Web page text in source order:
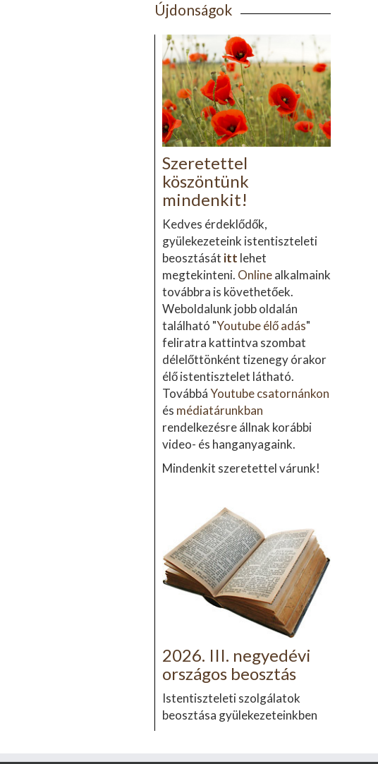
Újdonságok
Szeretettel
köszöntünk
mindenkit!
Kedves érdeklődők,
gyülekezeteink istentiszteleti
beosztását itt lehet
megtekinteni. Onlinealkalmaink
továbbra is követhetőek.
Weboldalunk jobb oldalán
található "Youtube élő adás"
feliratra kattintva szombat
délelőttönként tizenegy órakor
élő istentisztelet látható.
TovábbáYoutube csatornánkon
és médiatárunkban
rendelkezésre állnak korábbi
video- és hanganyagaink.
Mindenkit szeretettel várunk!
2026. III. negyedévi
országos beosztás
Istentiszteleti szolgálatok
beosztása gyülekezeteinkben